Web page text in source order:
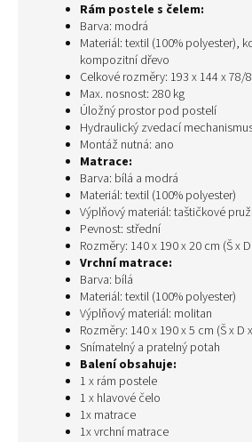
Rám postele s čelem:
Barva: modrá
Materiál: textil (100% polyester),
kompozitní dřevo
Celkové rozměry: 193 x 144 x 78/
Max. nosnost: 280 kg
Úložný prostor pod postelí
Hydraulický zvedací
Montáž nutná: ano
Matrace:
Barva: bílá a modrá
Materiál: textil (100% polyester)
Výplňový materiál: taštičkové
Pevnost: střední
Rozměry: 140 x 190 x 20 cm (Š x D
Vrchní matrace:
Barva: bílá
Materiál: textil (100% polyester)
Výplňový materiál: molitan
Rozměry: 140 x 190 x 5 cm (Š x D
Snímatelný a pratelný potah
Balení obsahuje:
1 x rám postele
1 x hlavové čelo
1x matrace
1x vrchní matrace